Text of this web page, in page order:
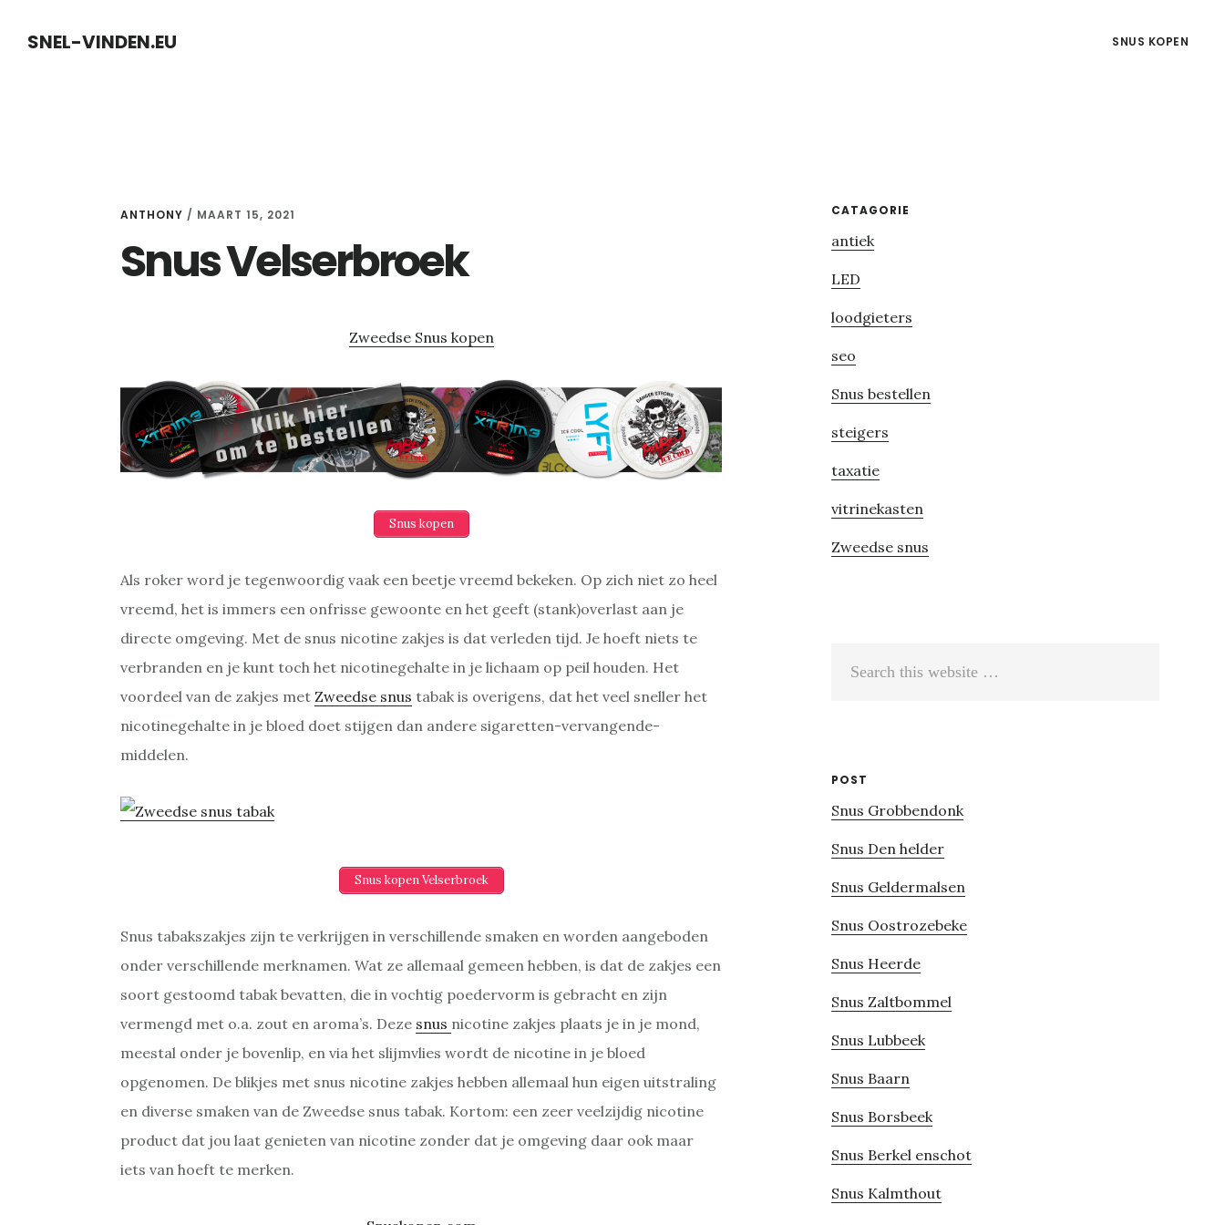
SNEL-VINDEN.EU SNUS KOPEN
ANTHONY / MAART 15, 2021
Snus Velserbroek
Zweedse Snus kopen
Snus kopen
Als roker word je tegenwoordig vaak een beetje vreemd bekeken. Op zich niet zo heel
vreemd, het is immers een onfrisse gewoonte en het geeft (stank)overlast aan je
directe omgeving. Met de snus nicotine zakjes is dat verleden tijd. Je hoeft niets te
verbranden en je kunt toch het nicotinegehalte in je lichaam op peil houden. Het
voordeel van de zakjes met Zweedse snus tabak is overigens, dat het veel sneller het
nicotinegehalte in je bloed doet stijgen dan andere sigaretten-vervangende-
middelen.
Snus kopen Velserbroek
Snus tabakszakjes zijn te verkrijgen in verschillende smaken en worden aangeboden
onder verschillende merknamen. Wat ze allemaal gemeen hebben, is dat de zakjes een
soort gestoomd tabak bevatten, die in vochtig poedervorm is gebracht en zijn
vermengd met o.a. zout en aroma’s. Deze snus nicotine zakjes plaats je in je mond,
meestal onder je bovenlip, en via het slijmvlies wordt de nicotine in je bloed
opgenomen. De blikjes met snus nicotine zakjes hebben allemaal hun eigen uitstraling
en diverse smaken van de Zweedse snus tabak. Kortom: een zeer veelzijdig nicotine
product dat jou laat genieten van nicotine zonder dat je omgeving daar ook maar
iets van hoeft te merken.
Primary
Sidebar
CATAGORIE
antiek
LED
loodgieters
seo
Snus bestellen
steigers
taxatie
vitrinekasten
Zweedse snus
POST
Snus Grobbendonk
Snus Den helder
Snus Geldermalsen
Snus Oostrozebeke
Snus Heerde
Snus Zaltbommel
Snus Lubbeek
Snus Baarn
Snus Borsbeek
Snus Berkel enschot
Snus Kalmthout